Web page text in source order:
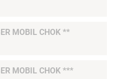
MOBIL CHOK **
MOBIL CHOK ***